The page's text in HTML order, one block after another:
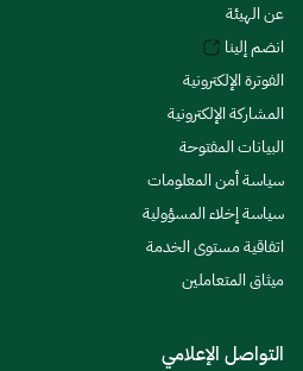
عن الهيئة
انضم إلينا
الفوترة الإلكترونية
المشاركة الإلكترونية
البيانات المفتوحة
سياسة أمن المعلومات
سياسة إخلاء المسؤولية
اتفاقية مستوى الخدمة
ميثاق المتعاملين
التواصل الإعلامي